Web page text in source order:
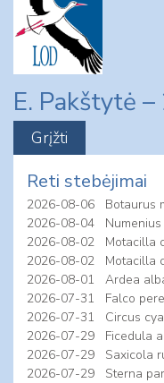
content
E. Pakštytė
Reti stebėjimai
2026-08-06
Botaurus
2026-08-04
2026-08-02
Motacilla
2026-08-02
Motacilla
2026-08-01
Ardea
2026-07-31
Falco
2026-07-31
Circus
2026-07-29
Ficedula
2026-07-29
Saxicola
2026-07-29
Sterna